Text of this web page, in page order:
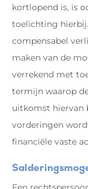
kortlopend is, is
toelichting
compensabel
maken van de
verrekend met
termijn waarop
uitkomst hiervan
vorderingen
financiële vaste